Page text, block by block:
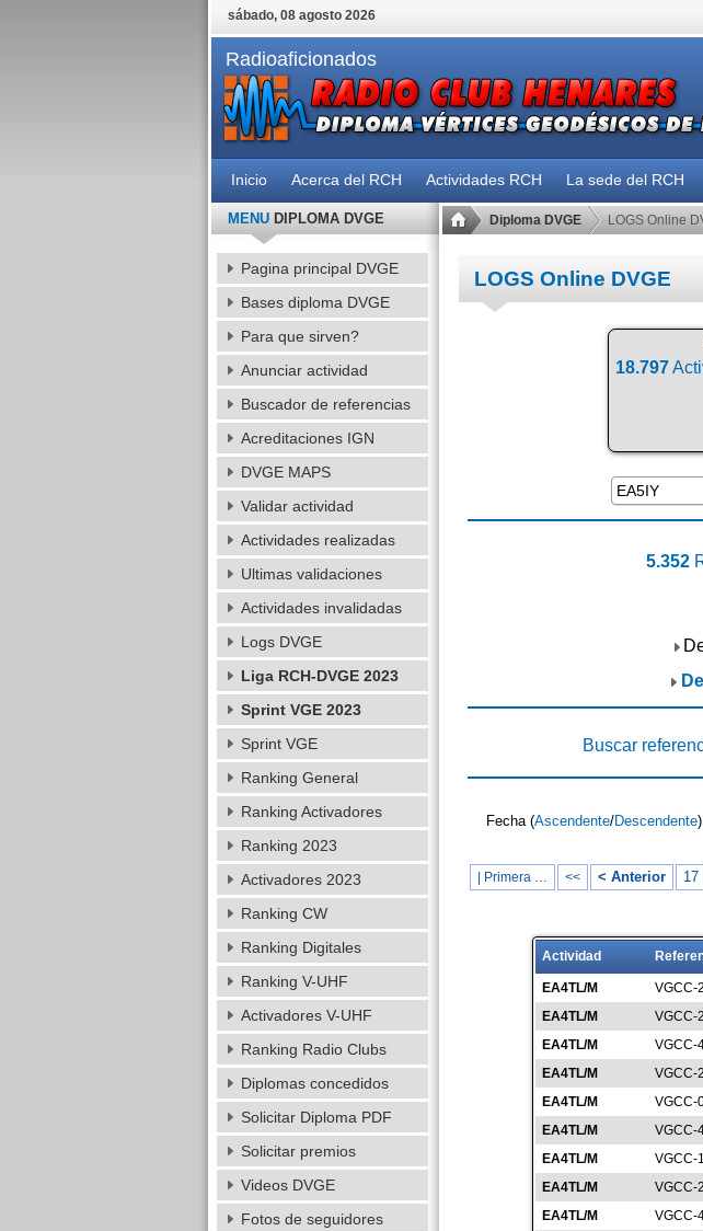
sábado, 08 agosto 2026
Radioaficionados
Inicio Acerca del RCH Actividades RCH La sede del RCH
Diploma DVGE LOGS Online
LOGS Online DVGE
18.797
5.352
Buscar
Fecha (Ascendente/Descendente
| Primera … << < Anterior 17
Actividad
EA4TL/M VGCC-
EA4TL/M
VGCC-
EA4TL/M
VGCC-
EA4TL/M
VGCC-
EA4TL/M
VGCC-
EA4TL/M
VGCC-
EA4TL/M
VGCC-
EA4TL/M
VGCC-
EA4TL/M
VGCC-
MENUDIPLOMA DVGE
Pagina principal DVGE
Bases diploma DVGE
Para que sirven?
Anunciar actividad
Buscador de referencias
Acreditaciones IGN
DVGE MAPS
Validar actividad
Actividades realizadas
Ultimas validaciones
Actividades invalidadas
Logs DVGE
Liga RCH-DVGE 2023
Sprint VGE 2023
Sprint VGE
Ranking General
Ranking Activadores
Ranking 2023
Activadores 2023
Ranking CW
Ranking Digitales
Ranking V-UHF
Activadores V-UHF
Ranking Radio Clubs
Diplomas concedidos
Solicitar Diploma PDF
Solicitar premios
Videos DVGE
Fotos de seguidores